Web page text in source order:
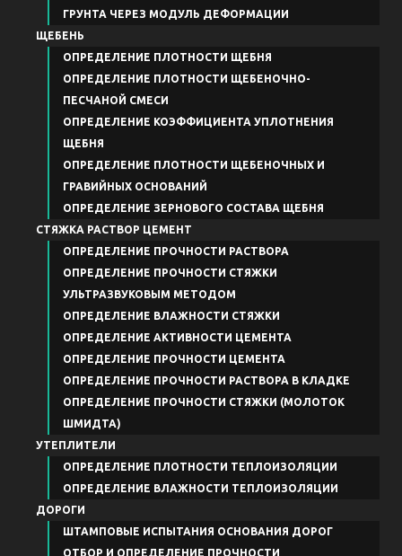
ГРУНТА ЧЕРЕЗ МОДУЛЬ ДЕФОРМАЦИИ
ЩЕБЕНЬ
ОПРЕДЕЛЕНИЕ ПЛОТНОСТИ ЩЕБНЯ
ОПРЕДЕЛЕНИЕ ПЛОТНОСТИ ЩЕБЕНОЧНО-
ПЕСЧАНОЙ СМЕСИ
ОПРЕДЕЛЕНИЕ КОЭФФИЦИЕНТА УПЛОТНЕНИЯ
ЩЕБНЯ
ОПРЕДЕЛЕНИЕ ПЛОТНОСТИ ЩЕБЕНОЧНЫХ И
ГРАВИЙНЫХ ОСНОВАНИЙ
ОПРЕДЕЛЕНИЕ ЗЕРНОВОГО СОСТАВА ЩЕБНЯ
СТЯЖКА РАСТВОР ЦЕМЕНТ
ОПРЕДЕЛЕНИЕ ПРОЧНОСТИ РАСТВОРА
ОПРЕДЕЛЕНИЕ ПРОЧНОСТИ СТЯЖКИ
УЛЬТРАЗВУКОВЫМ МЕТОДОМ
ОПРЕДЕЛЕНИЕ ВЛАЖНОСТИ СТЯЖКИ
ОПРЕДЕЛЕНИЕ АКТИВНОСТИ ЦЕМЕНТА
ОПРЕДЕЛЕНИЕ ПРОЧНОСТИ ЦЕМЕНТА
ОПРЕДЕЛЕНИЕ ПРОЧНОСТИ РАСТВОРА В КЛАДКЕ
ОПРЕДЕЛЕНИЕ ПРОЧНОСТИ СТЯЖКИ (МОЛОТОК
ШМИДТА)
УТЕПЛИТЕЛИ
ОПРЕДЕЛЕНИЕ ПЛОТНОСТИ ТЕПЛОИЗОЛЯЦИИ
ОПРЕДЕЛЕНИЕ ВЛАЖНОСТИ ТЕПЛОИЗОЛЯЦИИ
ДОРОГИ
ШТАМПОВЫЕ ИСПЫТАНИЯ ОСНОВАНИЯ ДОРОГ
ОТБОР И ОПРЕДЕЛЕНИЕ ПРОЧНОСТИ